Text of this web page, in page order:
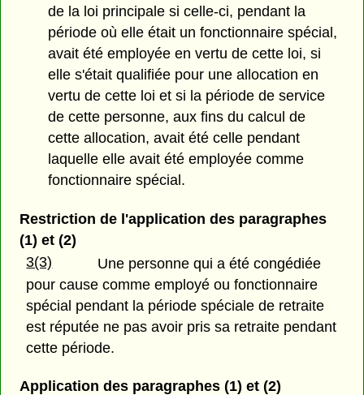
de la loi principale si celle-ci, pendant la
période où elle était un fonctionnaire spécial,
avait été employée en vertu de cette loi, si
elle s'était qualifiée pour une allocation en
vertu de cette loi et si la période de service
de cette personne, aux fins du calcul de
cette allocation, avait été celle pendant
laquelle elle avait été employée comme
fonctionnaire spécial.
Restriction de l'application des paragraphes
(1) et (2)
3(3)
Une personne qui a été congédiée
pour cause comme employé ou fonctionnaire
spécial pendant la période spéciale de retraite
est réputée ne pas avoir pris sa retraite pendant
cette période.
Application des paragraphes (1) et (2)